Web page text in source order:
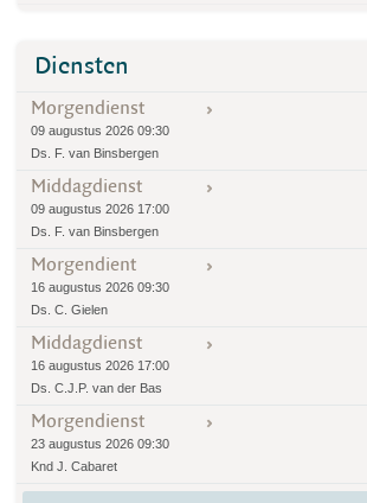
Diensten
Morgendienst
09 augustus 2026 09:30
Ds. F. van Binsbergen
Middagdienst
09 augustus 2026 17:00
Ds. F. van Binsbergen
Morgendient
16 augustus 2026 09:30
Ds. C. Gielen
Middagdienst
16 augustus 2026 17:00
Ds. C.J.P. van der Bas
Morgendienst
23 augustus 2026 09:30
Knd J. Cabaret